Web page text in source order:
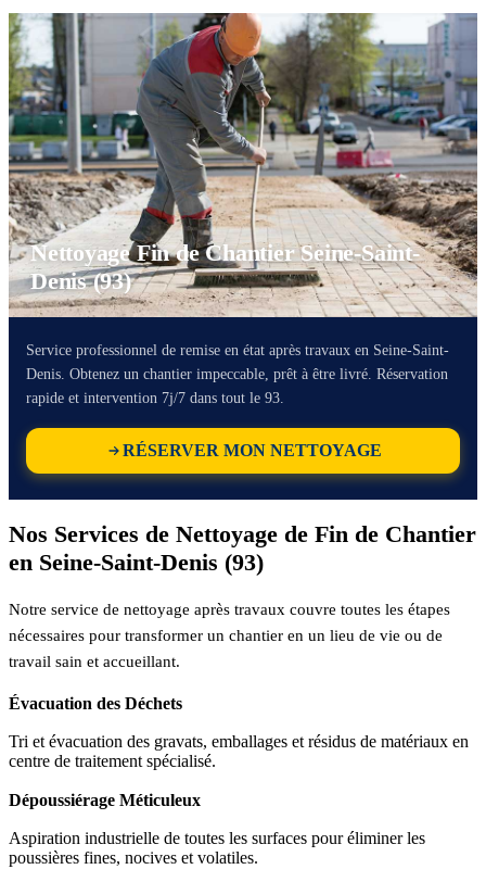
Nettoyage Fin de Chantier Seine-Saint-
Denis (93)
Service professionnel de remise en état après travaux en Seine-Saint-
Denis. Obtenez un chantier impeccable, prêt à être livré. Réservation
rapide et intervention 7j/7 dans tout le 93.
RÉSERVER MON NETTOYAGE
Nos Services de Nettoyage de Fin de Chantier
en Seine-Saint-Denis (93)
Notre service de nettoyage après travaux couvre toutes les étapes
nécessaires pour transformer un chantier en un lieu de vie ou de
travail sain et accueillant.
Évacuation des Déchets
Tri et évacuation des gravats, emballages et résidus de matériaux en
centre de traitement spécialisé.
Dépoussiérage Méticuleux
Aspiration industrielle de toutes les surfaces pour éliminer les
poussières fines, nocives et volatiles.